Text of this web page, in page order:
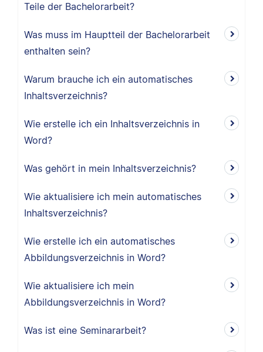
Teile der Bachelorarbeit?
Was muss im Hauptteil der Bachelorarbeit
enthalten sein?
Warum brauche ich ein automatisches
Inhaltsverzeichnis?
Wie erstelle ich ein Inhaltsverzeichnis in
Word?
Was gehört in mein Inhaltsverzeichnis?
Wie aktualisiere ich mein automatisches
Inhaltsverzeichnis?
Wie erstelle ich ein automatisches
Abbildungsverzeichnis in Word?
Wie aktualisiere ich mein
Abbildungsverzeichnis in Word?
Was ist eine Seminararbeit?